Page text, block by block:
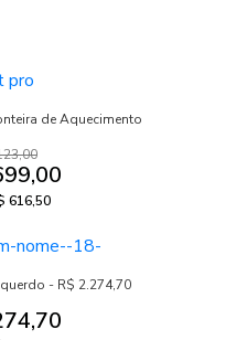
de Aquecimento
616,50
- R$ 2.274,70